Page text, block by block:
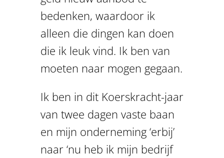
bedenken, waardoor ik
alleen die dingen kan doen
die ik leuk vind. Ik ben van
moeten naar mogen gegaan.
Ik ben in dit Koerskracht-jaar
van twee dagen vaste baan
en mijn onderneming ‘erbij’
naar ‘nu heb ik mijn bedrijf